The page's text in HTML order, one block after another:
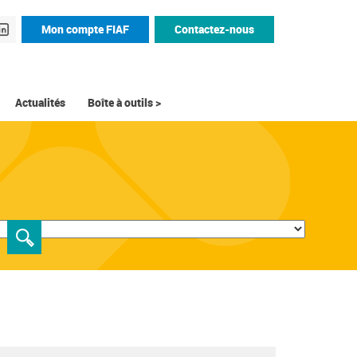
Mon compte FIAF Contactez-nous
Actualités Boîte à outils >